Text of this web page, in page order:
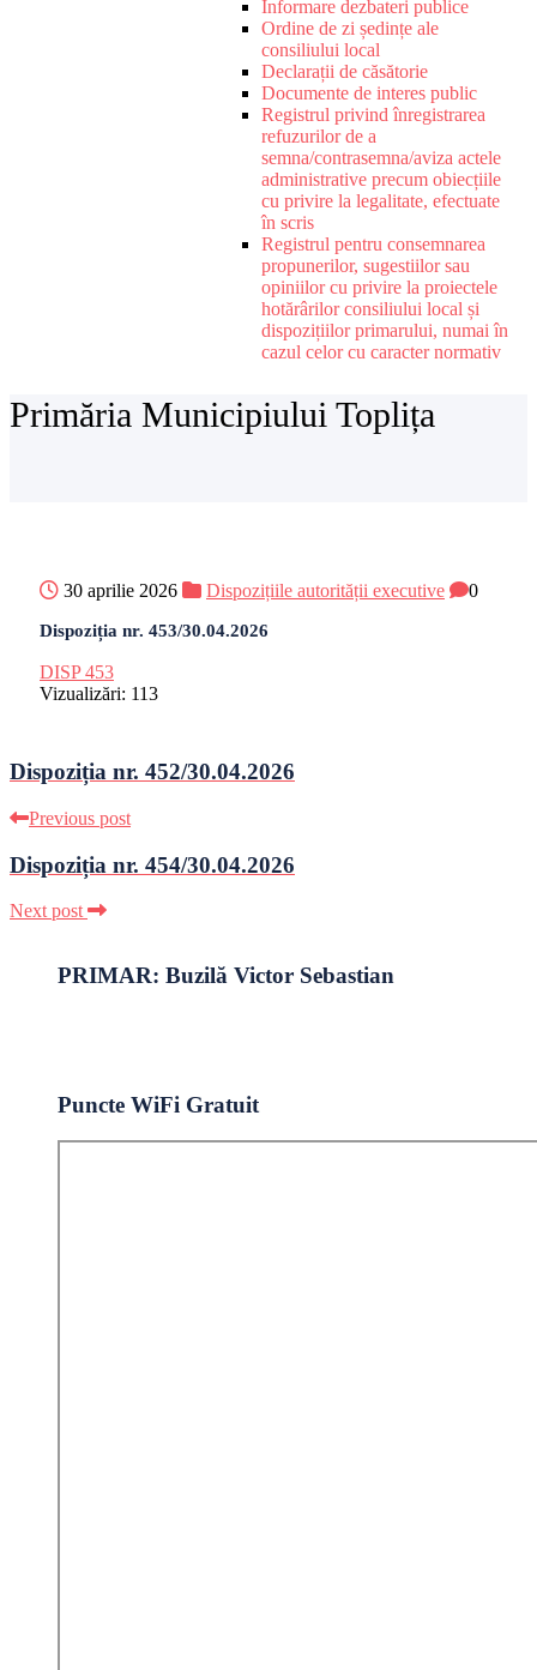
Informare dezbateri publice
Ordine de zi ședințe ale
consiliului local
Declarații de căsătorie
Documente de interes public
Registrul privind înregistrarea
refuzurilor de a
semna/contrasemna/aviza actele
administrative precum obiecțiile
cu privire la legalitate, efectuate
în scris
Registrul pentru consemnarea
propunerilor, sugestiilor sau
opiniilor cu privire la proiectele
hotărârilor consiliului local și
dispozițiilor primarului, numai în
cazul celor cu caracter normativ
Primăria Municipiului Toplița
30 aprilie 2026 Dispozițiile autorității executive 0
Dispoziția nr. 453/30.04.2026
DISP 453
Vizualizări: 113
Dispoziția nr. 452/30.04.2026
Previous post
Dispoziția nr. 454/30.04.2026
Next post
PRIMAR: Buzilă Victor Sebastian
Puncte WiFi Gratuit